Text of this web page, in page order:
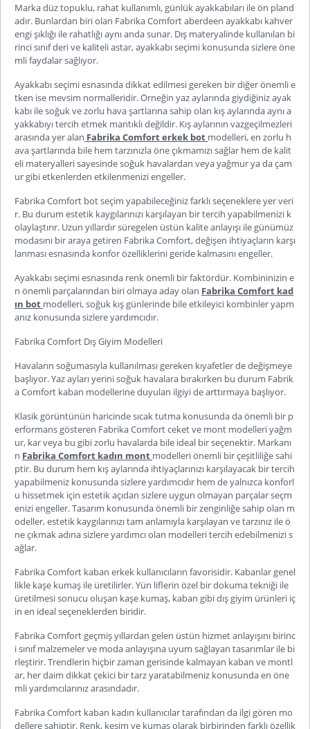
Marka düz topuklu, rahat kullanımlı, günlük ayakkabıları ile ön pland
adır. Bunlardan biri olan Fabrika Comfort aberdeen ayakkabı kahver
engi şıklığı ile rahatlığı aynı anda sunar. Dış materyalinde kullanılan bi
rinci sınıf deri ve kaliteli astar, ayakkabı seçimi konusunda sizlere öne
mli faydalar sağlıyor.
Ayakkabı seçimi esnasında dikkat edilmesi gereken bir diğer önemli e
tken ise mevsim normalleridir. Örneğin yaz aylarında giydiğiniz ayak
kabı ile soğuk ve zorlu hava şartlarına sahip olan kış aylarında aynı a
yakkabıyı tercih etmek mantıklı değildir. Kış aylarının vazgeçilmezleri
arasında yer alan Fabrika Comforterkek bot modelleri, en zorlu h
ava şartlarında bile hem tarzınızla öne çıkmamızı sağlar hem de kalit
eli materyalleri sayesinde soğuk havalardan veya yağmur ya da çam
ur gibi etkenlerden etkilenmenizi engeller.
Fabrika Comfort botseçim yapabileceğiniz farklı seçeneklere yer veri
r. Bu durum estetik kaygılarınızı karşılayan bir tercih yapabilmenizi k
olaylaştırır. Uzun yıllardır süregelen üstün kalite anlayışı ile günümüz
modasını bir araya getiren Fabrika Comfort, değişen ihtiyaçların karşı
lanması esnasında konfor özelliklerini geride kalmasını engeller.
Ayakkabı seçimi esnasında renk önemli bir faktördür. Kombininizin e
n önemli parçalarından biri olmaya aday olan Fabrika Comfort kad
ın bot modelleri, soğuk kış günlerinde bile etkileyici kombinler yapm
anız konusunda sizlere yardımcıdır.
Fabrika Comfort Dış Giyim Modelleri
Havaların soğumasıyla kullanılması gereken kıyafetler de değişmeye
başlıyor. Yaz ayları yerini soğuk havalara bırakırken bu durum Fabrik
a Comfort kaban modellerine duyulan ilgiyi de arttırmaya başlıyor.
Klasik görüntünün haricinde sıcak tutma konusunda da önemli bir p
erformans gösteren Fabrika Comfort ceketve mont modelleri yağm
ur, kar veya bu gibi zorlu havalarda bile ideal bir seçenektir. Markanı
n Fabrika Comfort kadın mont modelleri önemli bir çeşitliliğe sahi
ptir. Bu durum hem kış aylarında ihtiyaçlarınızı karşılayacak bir tercih
yapabilmeniz konusunda sizlere yardımcıdır hem de yalnızca konforl
u hissetmek için estetik açıdan sizlere uygun olmayan parçalar seçm
enizi engeller. Tasarım konusunda önemli bir zenginliğe sahip olan m
odeller, estetik kaygılarınızı tam anlamıyla karşılayan ve tarzınız ile ö
ne çıkmak adına sizlere yardımcı olan modelleri tercih edebilmenizi s
ağlar.
Fabrika Comfort kaban erkek kullanıcıların favorisidir. Kabanlar genel
likle kaşe kumaş ile üretilirler. Yün liflerin özel bir dokuma tekniği ile
üretilmesi sonucu oluşan kaşe kumaş, kaban gibi dış giyim ürünleri iç
in en ideal seçeneklerden biridir.
Fabrika Comfort geçmiş yıllardan gelen üstün hizmet anlayışını birinc
i sınıf malzemeler ve moda anlayışına uyum sağlayan tasarımlar ile bi
rleştirir. Trendlerin hiçbir zaman gerisinde kalmayan kaban ve montl
ar, her daim dikkat çekici bir tarz yaratabilmeniz konusunda en öne
mli yardımcılarınız arasındadır.
Fabrika Comfort kaban kadın kullanıcılar tarafından da ilgi gören mo
dellere sahiptir. Renk, kesim ve kumaş olarak birbirinden farklı özellik